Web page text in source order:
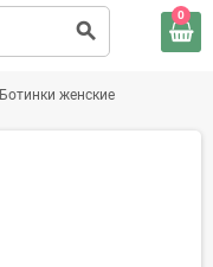
search
0
Ботинки женские